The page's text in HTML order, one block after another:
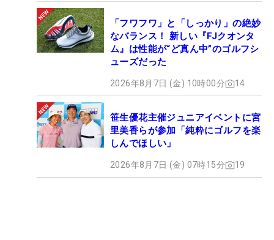
「フワフワ」と「しっかり」の絶妙
なバランス！ 新しい『FJクオンタ
ム』は性能が“ど真ん中”のゴルフシ
ューズだった
2026年8月7日 (金) 10時00分 14
笹生優花主催ジュニアイベントに宮
里美香らが参加「純粋にゴルフを楽
しんでほしい」
2026年8月7日 (金) 07時15分 19